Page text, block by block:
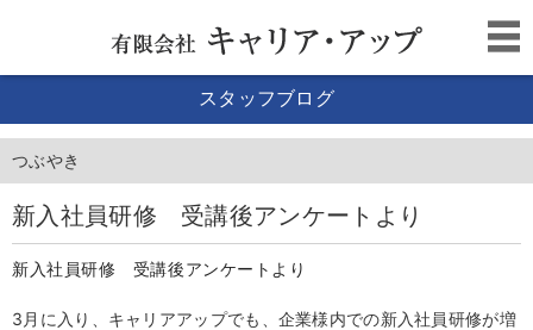
スタッフブログ
つぶやき
新入社員研修 受講後アンケートより
新入社員研修 受講後アンケートより
3月に入り、キャリアアップでも、企業様内での新入社員研修が増